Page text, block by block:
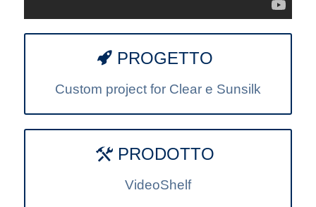
PROGETTO
Custom project for Clear e Sunsilk
PRODOTTO
VideoShelf